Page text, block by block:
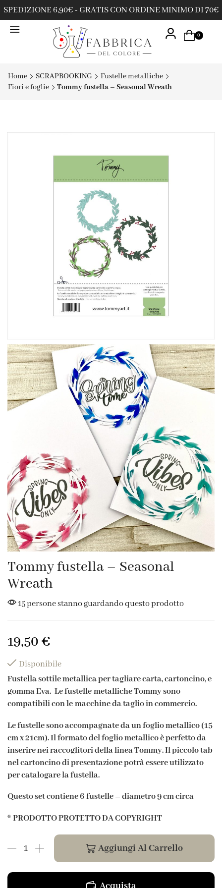
SPEDIZIONE 6,90€ - GRATIS CON ORDINE MINIMO DI 70€
0
Home SCRAPBOOKING
Fustelle metalliche
Fiori e foglie
Tommy fustella – Seasonal Wreath
Tommy fustella – Seasonal
Wreath
15 persone stanno guardando questo prodotto
19,50 €
Disponibile
Fustella sottile metallica per tagliare carta, cartoncino, e
gomma Eva. Le fustelle metalliche Tommy sono
compatibili con le macchine da taglio in commercio.
Le fustelle sono accompagnate da un foglio metallico (15
cm x 21cm). Il formato del foglio metallico è perfetto da
inserire nei raccoglitori della linea Tommy. Il piccolo tab
nel cartoncino di presentazione potrà essere utilizzato
per catalogare la fustella.
Questo set contiene 6fustelle – diametro 9 cm circa
®PRODOTTO PROTETTO DA COPYRIGHT
Aggiungi Al Carrello